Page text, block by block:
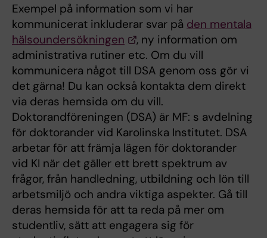
Exempel på information som vi har
kommunicerat inkluderar svar på den mentala
hälsoundersökningen
, ny information om
administrativa rutiner etc. Om du vill
kommunicera något till DSA genom oss gör vi
det gärna! Du kan också kontakta dem direkt
via deras hemsida om du vill.
Doktorandföreningen (DSA) är MF: s avdelning
för doktorander vid Karolinska Institutet. DSA
arbetar för att främja lägen för doktorander
vid KI när det gäller ett brett spektrum av
frågor, från handledning, utbildning och lön till
arbetsmiljö och andra viktiga aspekter. Gå till
deras hemsida för att ta reda på mer om
studentliv, sätt att engagera sig för